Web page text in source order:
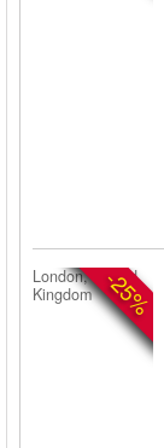
-25%
London, United
Kingdom